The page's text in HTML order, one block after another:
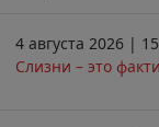
4 августа 2026 |
Слизни – это